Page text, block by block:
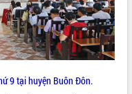
9 tại huyện Buôn Đôn.